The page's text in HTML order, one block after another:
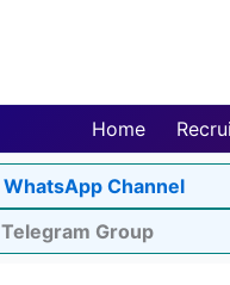
Home
WhatsApp Channel
Telegram Group